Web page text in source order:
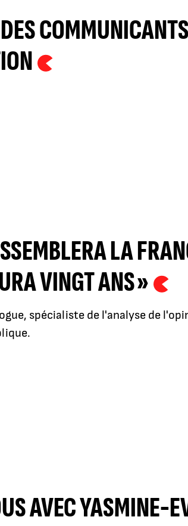
LA
VINGT ANS »
spécialiste de l'analyse de
AVEC YASMINE-